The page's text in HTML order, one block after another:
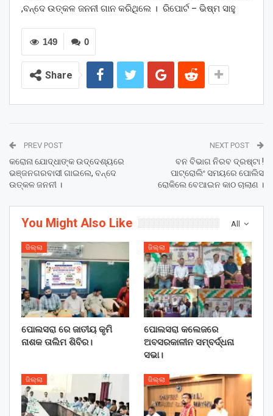
,ବନ୍ଦେ ଉତ୍କଳ ଜନନୀ ଗାନ କରିଥିଲେ । ରିପୋର୍ଟ – ଭିଷ୍ମ ସାହୁ
0
149
Share
PREV POST
କରୋନା ଯୋଦ୍ଧାଙ୍କ ଉଦ୍ଦେଶ୍ୟରେ
ଭଞ୍ଜନଗରବାସୀ ଗାଇଲେ, ବନ୍ଦେ
ଉତ୍କଳ ଜନନୀ ।
NEXT POST
ବନ ବିଭାଗ ନିରବ ଦ୍ରଷ୍ଟା !
ପାଟ୍ରୋଲିଂ ସମୟରେ ପୋଲିସ
ରୋକିଲେ ବେଆଇନ କାଠ ଚାଲାଣ ।
All
You Might Also Like
ଜିଲ୍ଲା
ପୋଲସରା ରେ ଜାତୀୟ କୃମି
ନାଶକ ତାଲିମ ଶିବିର।
ଜିଲ୍ଲା
ପୋଲସରା କଲେଜରେ
ଅବସରକାଳୀନ ସମ୍ବର୍ଦ୍ଧନା
ସଭା।
ଜିଲ୍ଲା ଜିଲ୍ଲା